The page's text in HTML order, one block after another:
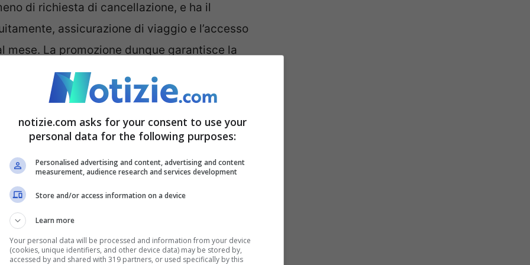
di richiesta di cancellazione, e ha il
assicurazione di viaggio e l’accesso
mese. La promozione dunque garantisce la
delle occasioni davvero interessanti.
obbligatoriamente . Questo rende tutto più
di chiunque ne voglia usufruire.
andare ad approfondire la promozione
notizie.com asks for your consent to use your
personal data for the following purposes:
Personalised advertising and content, advertising and content
measurement, audience research and services development
Store and/or access information on a device
Learn more
Your personal data will be processed and information from your device
(cookies, unique identifiers, and other device data) may be stored by,
accessed by and shared with 319 partners, or used specifically by this